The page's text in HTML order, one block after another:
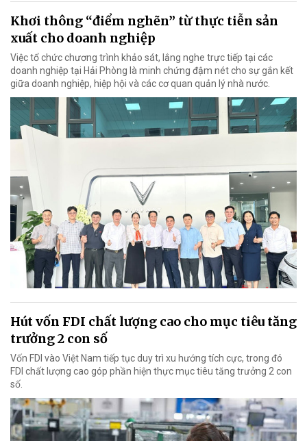
Khơi thông “điểm nghẽn” từ thực tiễn sản
xuất cho doanh nghiệp
Việc tổ chức chương trình khảo sát, lắng nghe trực tiếp tại các
doanh nghiệp tại Hải Phòng là minh chứng đậm nét cho sự gắn kết
giữa doanh nghiệp, hiệp hội và các cơ quan quản lý nhà nước.
Hút vốn FDI chất lượng cao cho mục tiêu tăng
trưởng 2 con số
Vốn FDI vào Việt Nam tiếp tục duy trì xu hướng tích cực, trong đó
FDI chất lượng cao góp phần hiện thực mục tiêu tăng trưởng 2 con
số.